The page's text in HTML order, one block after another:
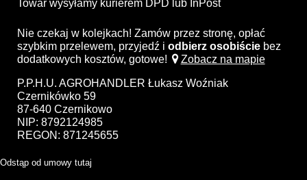
Towar wysyłamy kurierem DPD lub InPost
Nie czekaj w kolejkach! Zamów przez stronę, opłać
szybkim przelewem, przyjedź i odbierz osobiście bez
dodatkowych kosztów, gotowe!
Zobacz na mapie
P.P.H.U. AGROHANDLER Łukasz Woźniak
Czernikówko 59
87-640 Czernikowo
NIP: 8792124985
REGON: 871245655
Odstąp od umowy tutaj